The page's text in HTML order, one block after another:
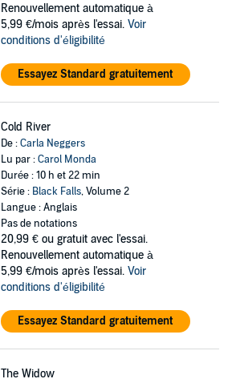
Renouvellement automatique à
5,99 €/mois après l'essai. Voir
conditions d'éligibilité
Essayez Standard gratuitement
Cold River
De :Carla Neggers
Lu par :Carol Monda
Durée : 10 h et 22 min
Série : Black Falls, Volume 2
Langue : Anglais
Pas de notations
20,99 € ou gratuit avec l'essai.
Renouvellement automatique à
5,99 €/mois après l'essai. Voir
conditions d'éligibilité
Essayez Standard gratuitement
The Widow